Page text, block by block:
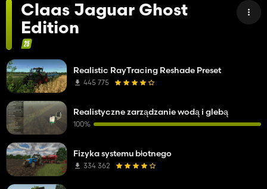
Claas Jaguar Ghost
Edition
Realistic RayTracing Reshade Preset
445 775
Realistyczne zarządzanie wodą i glebą
100%
Fizyka systemu błotnego
334 362